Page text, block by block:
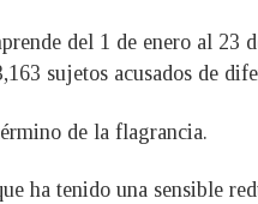
del 1 de enero al 23
sujetos acusados de
de la flagrancia.
ha tenido una sensible